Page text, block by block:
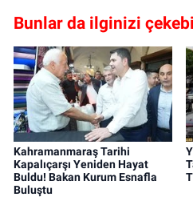
Bunlar da ilginizi
Kahramanmaraş Tarihi
Kapalıçarşı Yeniden Hayat
Buldu! Bakan Kurum Esnafla
Buluştu